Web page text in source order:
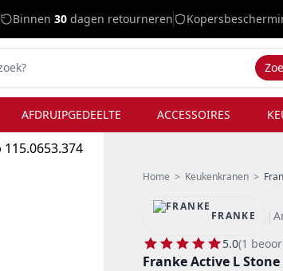
Binnen 30 dagen retourneren
AFDRUIPGEDEELTE ACCESSOIRES
Home > Keukenkranen >
FRANKE |
5.0(1
Franke Active L